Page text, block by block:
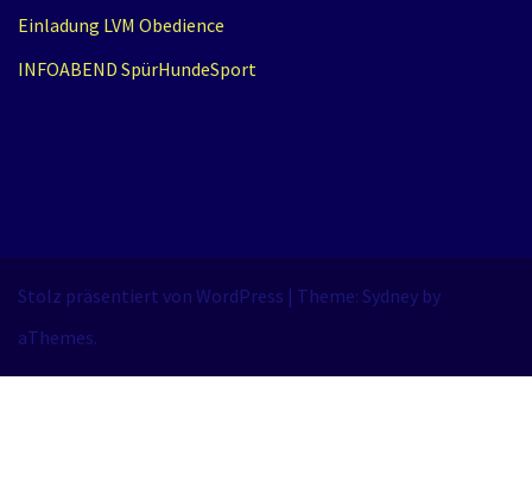
Einladung LVM Obedience
INFOABEND SpürHundeSport
Stolz präsentiert von WordPress | Theme: Sydney by
aThemes.